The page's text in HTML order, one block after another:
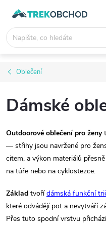
obsah
Oblečení
Dámské
Outdoorové oblečení pro ženy
— střihy jsou navržené pro
citem, a výkon materiálů
na túře nebo na cyklostezce.
Základ tvořídámská funkční
které odvádějí pot a nevytváří
Přes tuto spodní vrstvu